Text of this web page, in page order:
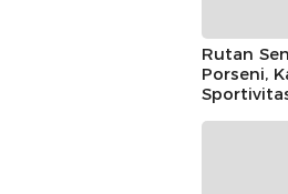
Rutan
Porseni,